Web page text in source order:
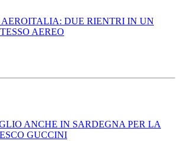
DUE RIENTRI IN UN
AEREO
ANCHE IN SARDEGNA PER LA
GUCCINI